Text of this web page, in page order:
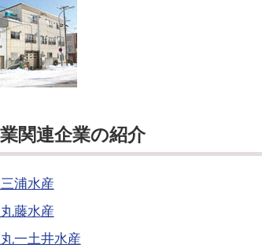
関連企業の紹介
浦水産
藤水産
一土井水産